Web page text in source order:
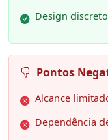
Design
Pontos
Alcance
Dependência